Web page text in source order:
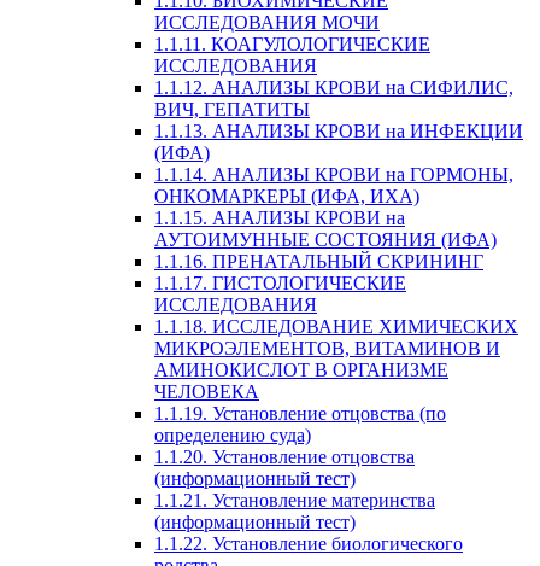
ИССЛЕДОВАНИЯ МОЧИ
1.1.11. КОАГУЛОЛОГИЧЕСКИЕ
ИССЛЕДОВАНИЯ
1.1.12. АНАЛИЗЫ КРОВИ на СИФИЛИС,
ВИЧ, ГЕПАТИТЫ
1.1.13. АНАЛИЗЫ КРОВИ на ИНФЕКЦИИ
(ИФА)
1.1.14. АНАЛИЗЫ КРОВИ на ГОРМОНЫ,
ОНКОМАРКЕРЫ (ИФА, ИХА)
1.1.15. АНАЛИЗЫ КРОВИ на
АУТОИМУННЫЕ СОСТОЯНИЯ (ИФА)
1.1.16. ПРЕНАТАЛЬНЫЙ СКРИНИНГ
1.1.17. ГИСТОЛОГИЧЕСКИЕ
ИССЛЕДОВАНИЯ
1.1.18. ИССЛЕДОВАНИЕ ХИМИЧЕСКИХ
МИКРОЭЛЕМЕНТОВ, ВИТАМИНОВ И
АМИНОКИСЛОТ В ОРГАНИЗМЕ
ЧЕЛОВЕКА
1.1.19. Установление отцовства (по
определению суда)
1.1.20. Установление отцовства
(информационный тест)
1.1.21. Установление материнства
(информационный тест)
1.1.22. Установление биологического